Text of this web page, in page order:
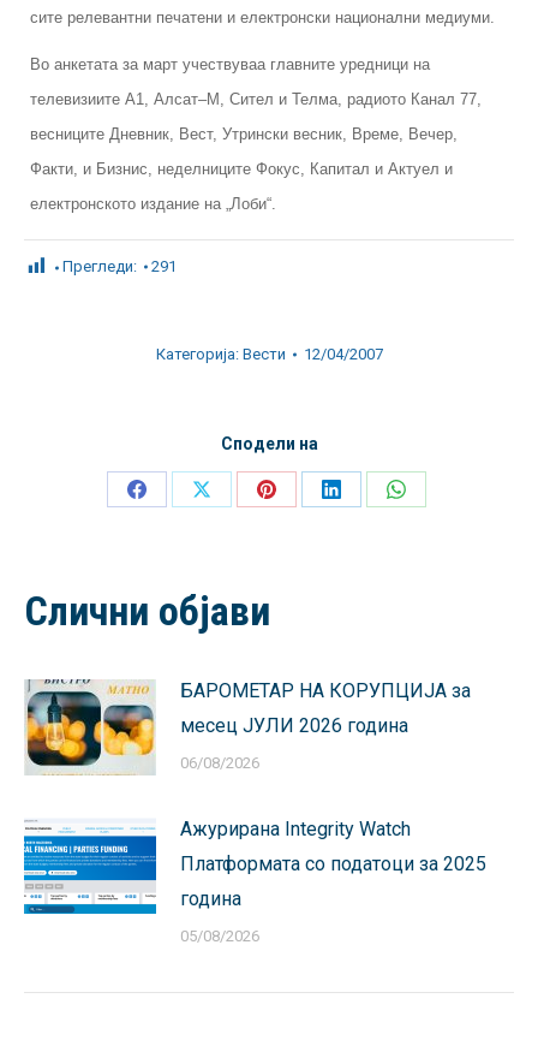
сите релевантни печатени и електронски национални медиуми.
Во анкетата за март учествуваа главните уредници на
телевизиите А1, Алсат–М, Сител и Телма, радиото Канал 77,
весниците Дневник, Вест, Утрински весник, Време, Вечер,
Факти, и Бизнис, неделниците Фокус, Капитал и Актуел и
електронското издание на „Лоби“.
Прегледи: 291
Категорија: Вести 12/04/2007
Сподели на
Share
Share
Share
Share
Share
Слични објави
БАРОМЕТАР НА КОРУПЦИЈА за
месец ЈУЛИ 2026 година
06/08/2026
Ажурирана Integrity Watch
Платформата со податоци за 2025
година
05/08/2026